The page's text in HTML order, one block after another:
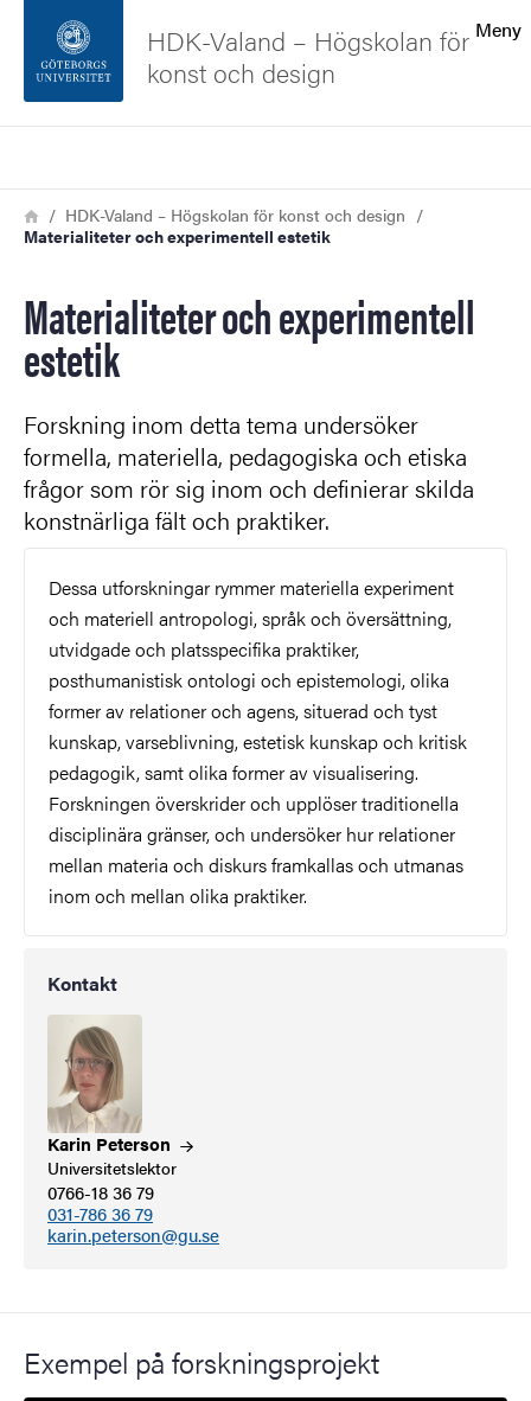
Sidfoten
Om webbplatsen
Meny
HDK-Valand – Högskolan för
konst och design
Länkstig
HemHDK-Valand – Högskolan för konst och design
Materialiteter och experimentell estetik
Materialiteter och experimentell
estetik
Forskning inom detta tema undersöker
formella, materiella, pedagogiska och etiska
frågor som rör sig inom och definierar skilda
konstnärliga fält och praktiker.
Dessa utforskningar rymmer materiella experiment
och materiell antropologi, språk och översättning,
utvidgade och platsspecifika praktiker,
posthumanistisk ontologi och epistemologi, olika
former av relationer och agens, situerad och tyst
kunskap, varseblivning, estetisk kunskap och kritisk
pedagogik, samt olika former av visualisering.
Forskningen överskrider och upplöser traditionella
disciplinära gränser, och undersöker hur relationer
mellan materia och diskurs framkallas och utmanas
inom och mellan olika praktiker.
Kontakt
Karin Peterson
Universitetslektor
0766-18 36 79
031-786 36 79
karin.peterson@gu.se
Exempel på forskningsprojekt